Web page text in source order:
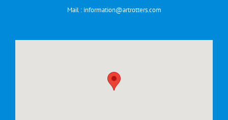
Mail : information@artrotters.com